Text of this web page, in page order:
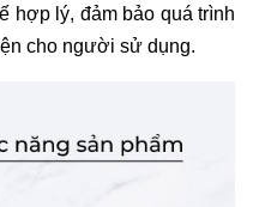
hợp lý, đảm bảo quá trình
cho người sử dụng.